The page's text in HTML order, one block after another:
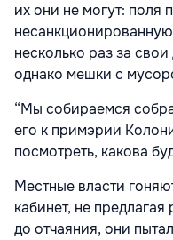
их они не могут: поля
несколько раз за
однако мешки с
“Мы собираемся
его к примэрии
посмотреть, какова
Местные власти
кабинет, не
до отчаяния, они